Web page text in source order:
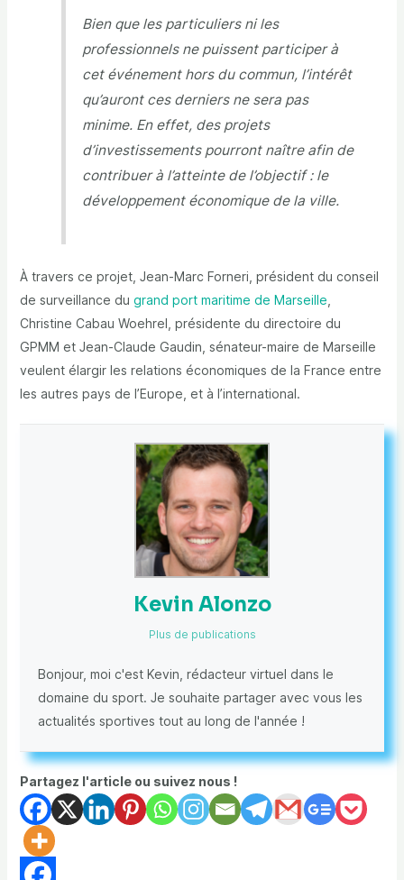
Bien que les particuliers ni les
professionnels ne puissent participer à
cet événement hors du commun, l’intérêt
qu’auront ces derniers ne sera pas
minime. En effet, des projets
d’investissements pourront naître afin de
contribuer à l’atteinte de l’objectif : le
développement économique de la ville.
À travers ce projet, Jean-Marc Forneri, président du conseil
de surveillance du grand port maritime de Marseille
Christine Cabau Woehrel, présidente du directoire du
GPMM et Jean-Claude Gaudin, sénateur-maire de Marseille
veulent élargir les relations économiques de la France entre
les autres pays de l’Europe, et à l’international.
Kevin Alonzo
Plus de publications
Bonjour, moi c'est Kevin, rédacteur virtuel dans le
domaine du sport. Je souhaite partager avec vous les
actualités sportives tout au long de l'année !
Partagez l'article ou suivez nous !